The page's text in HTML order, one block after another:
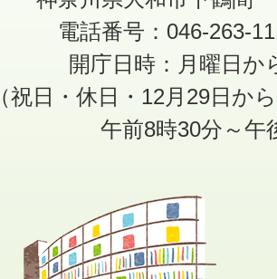
電話番号：046-263-
開庁日時：月曜日か
（祝日・休日・12月29日か
午前8時30分～午